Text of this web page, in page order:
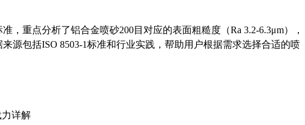
，重点分析了铝合金喷砂200目对应的表面粗糙度（Ra 3.2-6.3μm），
源包括ISO 8503-1标准和行业实践，帮助用户根据需求选择合适的喷
详解